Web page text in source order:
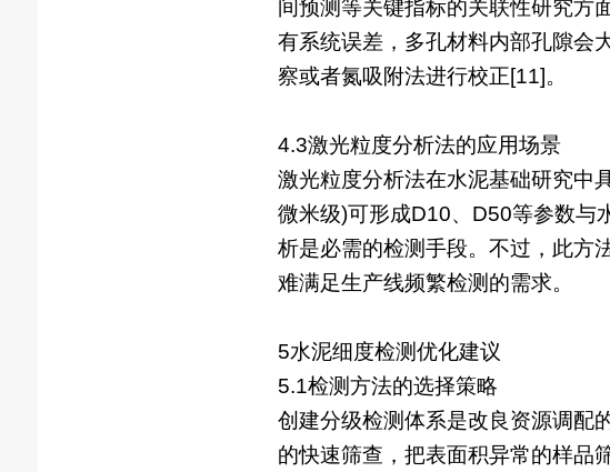
间预测等关键指标的关联性研究方
有系统误差，多孔材料内部孔隙会
察或者氮吸附法进行校正[11]。
4.3激光粒度分析法的应用场景
激光粒度分析法在水泥基础研究中
微米级)可形成D10、D50等参数与
析是必需的检测手段。不过，此方
难满足生产线频繁检测的需求。
5水泥细度检测优化建议
5.1检测方法的选择策略
创建分级检测体系是改良资源调配
的快速筛查，把表面积异常的样品